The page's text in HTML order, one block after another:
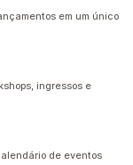
em um único
ingressos e
de eventos